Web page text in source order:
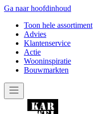
Ga naar hoofdinhoud
Toon hele assortiment
Advies
Klantenservice
Actie
Wooninspiratie
Bouwmarkten